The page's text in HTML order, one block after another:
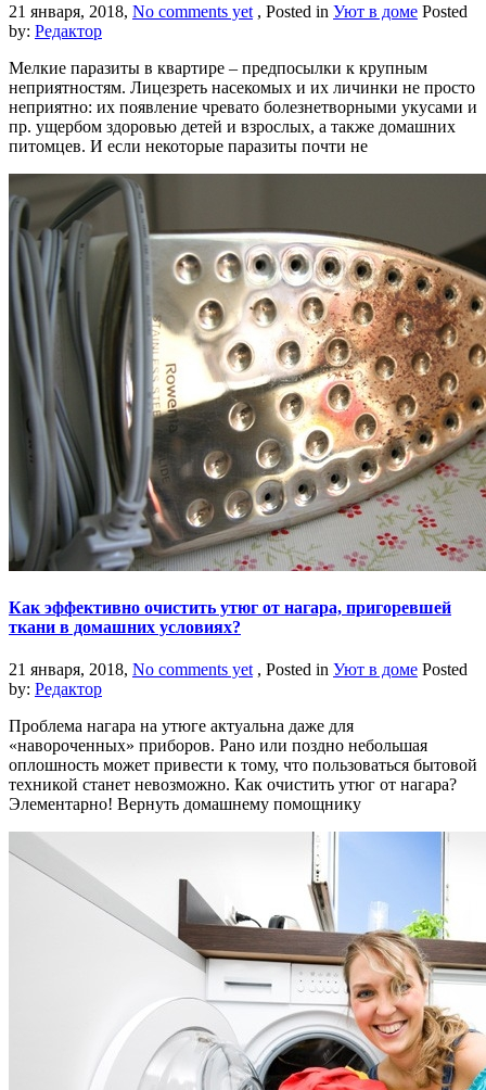
21 января, 2018, No comments yet , Posted in Уют в доме Posted
by: Редактор
Мелкие паразиты в квартире – предпосылки к крупным
неприятностям. Лицезреть насекомых и их личинки не просто
неприятно: их появление чревато болезнетворными укусами и
пр. ущербом здоровью детей и взрослых, а также домашних
питомцев. И если некоторые паразиты почти не
Как эффективно очистить утюг от нагара, пригоревшей
ткани в домашних условиях?
21 января, 2018, No comments yet , Posted in Уют в доме Posted
by: Редактор
Проблема нагара на утюге актуальна даже для
«навороченных» приборов. Рано или поздно небольшая
оплошность может привести к тому, что пользоваться бытовой
техникой станет невозможно. Как очистить утюг от нагара?
Элементарно! Вернуть домашнему помощнику